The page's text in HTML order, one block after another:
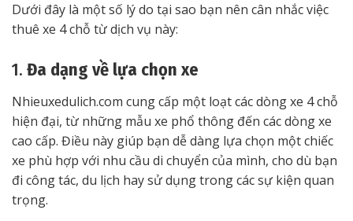
Dưới đây là một số lý do tại sao bạn nên cân nhắc việc
thuê xe 4 chỗ từ dịch vụ này:
1. Đa dạng về lựa chọn xe
Nhieuxedulich.com cung cấp một loạt các dòng xe 4 chỗ
hiện đại, từ những mẫu xe phổ thông đến các dòng xe
cao cấp. Điều này giúp bạn dễ dàng lựa chọn một chiếc
xe phù hợp với nhu cầu di chuyển của mình, cho dù bạn
đi công tác, du lịch hay sử dụng trong các sự kiện quan
trọng.